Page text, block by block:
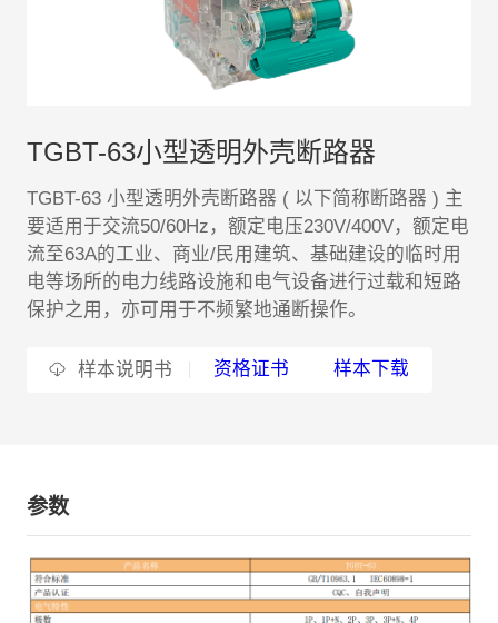
TGBT-63小型透明外壳断路器
TGBT-63 小型透明外壳断路器 ( 以下简称断路器 ) 主
要适用于交流50/60Hz，额定电压230V/400V，额定电
流至63A的工业、商业/民用建筑、基础建设的临时用
电等场所的电力线路设施和电气设备进行过载和短路
保护之用，亦可用于不频繁地通断操作。
样本说明书 资格证书 样本下载
参数